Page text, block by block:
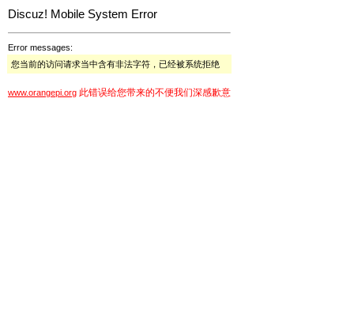
Discuz! Mobile System Error
Error messages:
您当前的访问请求当中含有非法字符，已经被系统拒绝
www.orangepi.org 此错误给您带来的不便我们深感歉意